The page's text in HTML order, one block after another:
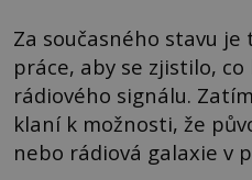
Za současného stavu
práce, aby se zjistilo,
rádiového signálu.
klaní k možnosti, že
nebo rádiová galaxie v